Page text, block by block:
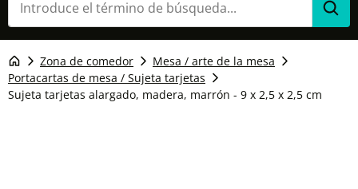
Zona de comedor
Mesa / arte de la mesa
Portacartas de mesa / Sujeta tarjetas
Sujeta tarjetas alargado, madera, marrón - 9 x 2,5 x 2,5 cm